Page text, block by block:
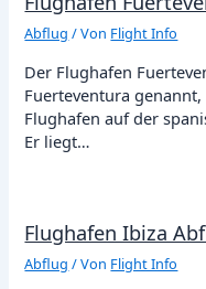
Abflug / Von Flight Info
Der Flughafen
Fuerteventura
Flughafen auf der
Er liegt…
Flughafen Ibiza
Abflug / Von Flight Info